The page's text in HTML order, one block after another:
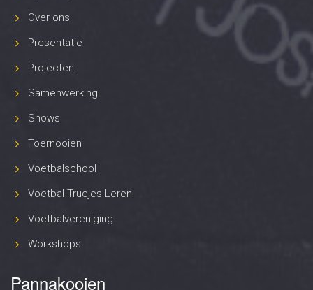
Over ons
Presentatie
Projecten
Samenwerking
Shows
Toernooien
Voetbalschool
Voetbal Trucjes Leren
Voetbalvereniging
Workshops
Pannakooien